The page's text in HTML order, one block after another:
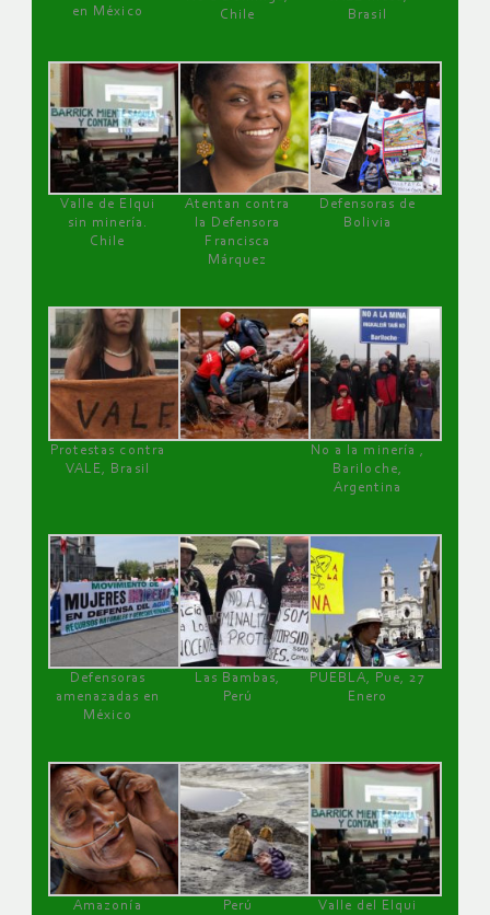
en México
Chile
Brasil
Valle de Elqui
sin minería.
Chile
Atentan contra
la Defensora
Francisca
Márquez
Defensoras de
Bolivia
Protestas contra
VALE, Brasil
No a la minería ,
Bariloche,
Argentina
Defensoras
amenazadas en
México
Las Bambas,
Perú
PUEBLA, Pue, 27
Enero
Amazonía
Perú
Valle del Elqui